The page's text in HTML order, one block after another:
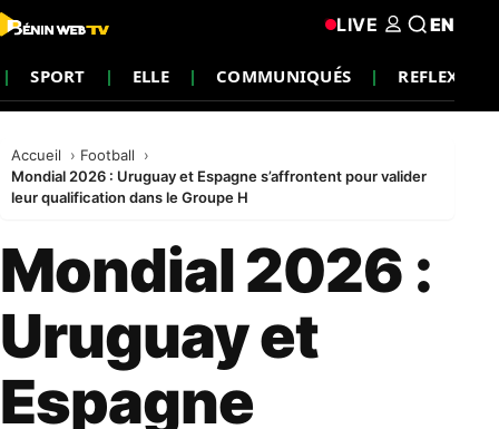
SPORT ELLE COMMUNIQUÉS
LIVE EN
Accueil
Football
Mondial 2026 : Uruguay et Espagne s’affrontent pour valider
leur qualification dans le Groupe H
Mondial 2026 :
Uruguay et
Espagne